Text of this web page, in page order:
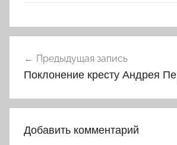
по
Предыдущая запись
Поклонение кресту Андрея
Добавить комментарий